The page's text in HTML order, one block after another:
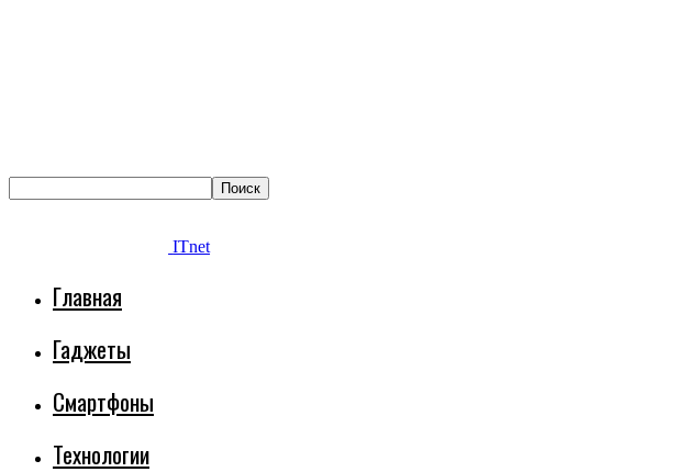
ITnet
Главная
Гаджеты
Смартфоны
Технологии